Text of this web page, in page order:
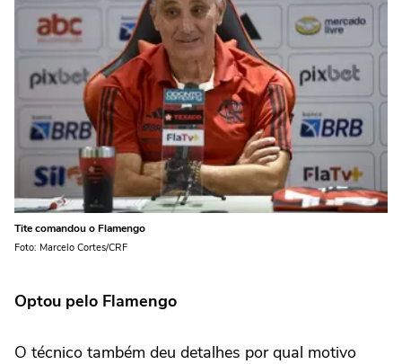
Tite comandou o Flamengo
Foto: Marcelo Cortes/CRF
Optou pelo Flamengo
O técnico também deu detalhes por qual motivo